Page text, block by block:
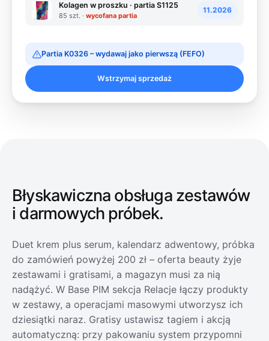
Kolagen w proszku · partia S1125
85 szt. · wycofana partia
11.2026
Partia K0326 – wydawaj jako pierwszą (FEFO)
Wstrzymaj sprzedaż
Błyskawiczna obsługa zestawów
i darmowych próbek.
Duet krem plus serum, kalendarz adwentowy, próbka
do zamówień powyżej 200 zł – oferta beauty żyje
zestawami i gratisami, a magazyn musi za nią
nadążyć. W Base PIM sekcja Relacje łączy produkty
w zestawy, a operacjami masowymi utworzysz ich
dziesiątki naraz. Gratisy ustawisz tagiem i akcją
automatyczną: przy pakowaniu system przypomni